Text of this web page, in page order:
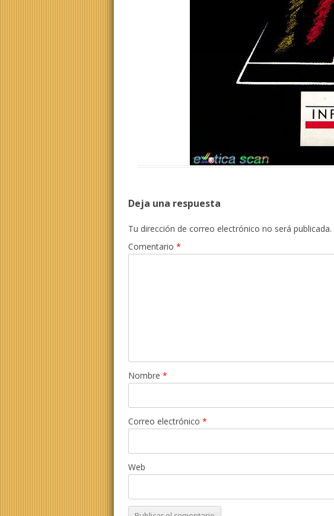
Deja una respuesta
Tu dirección de correo electrónico no será publicada.
Comentario *
Nombre *
Correo electrónico *
Web